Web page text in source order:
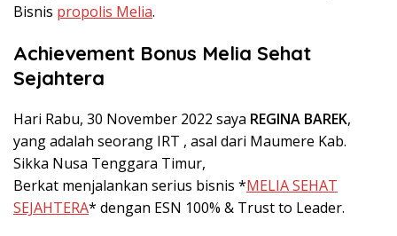
Bisnis propolis Melia.
Achievement Bonus Melia Sehat
Sejahtera
‌Hari Rabu, 30 November 2022 saya REGINA BAREK,
yang adalah seorang IRT , asal dari Maumere Kab.
Sikka Nusa Tenggara Timur,
Berkat menjalankan serius bisnis *MELIA SEHAT
SEJAHTERA* dengan ESN 100% & Trust to Leader.